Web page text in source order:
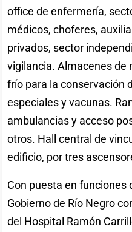
office de enfermería,
médicos, choferes,
privados, sector
vigilancia. Almacenes de
frío para la conservación
especiales y vacunas.
ambulancias y acceso
otros. Hall central de
edificio, por tres
Con puesta en funciones
Gobierno de Río Negro
del Hospital Ramón